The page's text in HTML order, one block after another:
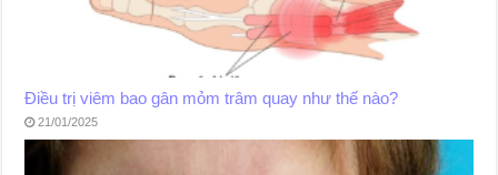
Điều trị viêm bao gân mỏm trâm quay như thế nào?
21/01/2025